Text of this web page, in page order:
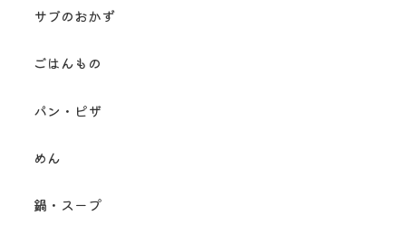
サブのおかず
ごはんもの
パン・ピザ
めん
鍋・スープ